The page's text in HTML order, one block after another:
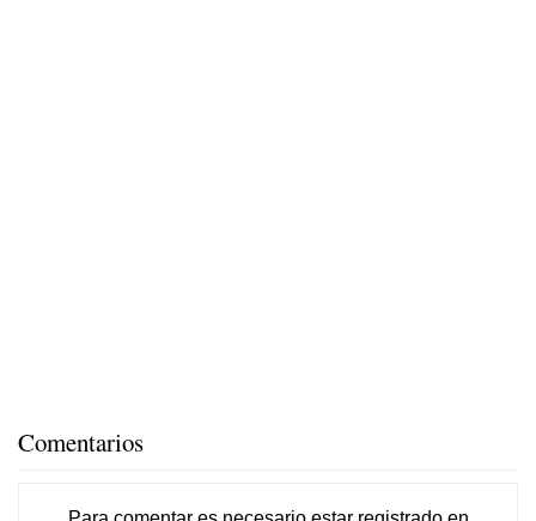
Comentarios